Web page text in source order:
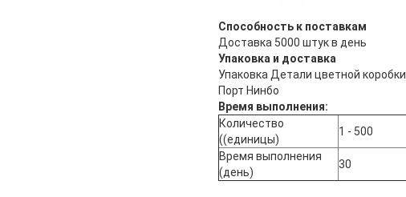
Способность к поставкам
Доставка 5000 штук в день
Упаковка и доставка
Упаковка Детали цветной коробки
Порт Нинбо
Время выполнения:
Количество
((единицы)
1 - 500
Время выполнения
(день)
30